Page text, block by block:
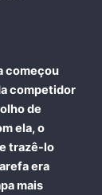
começou
competidor
de
ela, o
trazê-lo
era
mais